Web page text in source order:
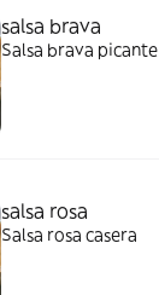
salsa brava
Salsa brava picante
salsa rosa
Salsa rosa casera